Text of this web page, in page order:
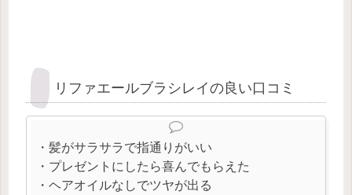
リファエールブラシレイの良い口コミ
・髪がサラサラで指通りがいい
・プレゼントにしたら喜んでもらえた
・ヘアオイルなしでツヤが出る